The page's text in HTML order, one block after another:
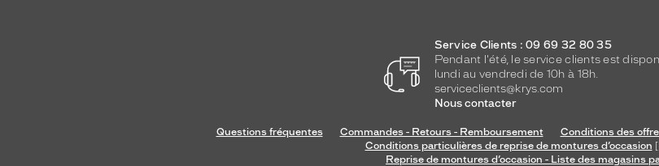
Service Clients : 09 69 32 80 35
Pendant l'été, le service clients est
lundi au vendredi de 10h à 18h.
serviceclients@krys.com
Nous contacter
Questions fréquentes Commandes - Retours - Remboursement Conditions des
Conditions particulières de reprise de montures d’occasion
Reprise de montures d’occasion - Liste des magasins